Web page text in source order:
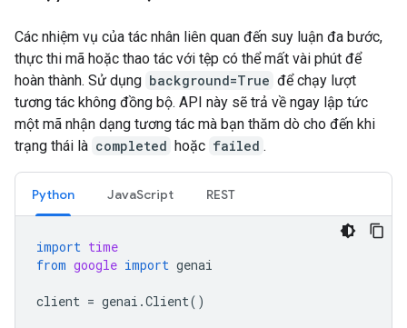
Các nhiệm vụ của tác nhân liên quan đến suy luận đa bước,
thực thi mã hoặc thao tác với tệp có thể mất vài phút để
hoàn thành. Sử dụng background=True để chạy lượt
tương tác không đồng bộ. API này sẽ trả về ngay lập tức
một mã nhận dạng tương tác mà bạn thăm dò cho đến khi
trạng thái là completed hoặc failed .
Python JavaScript REST
import time
from google import genai
client = genai .Client()